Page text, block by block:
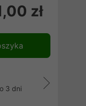
zł
3 dni